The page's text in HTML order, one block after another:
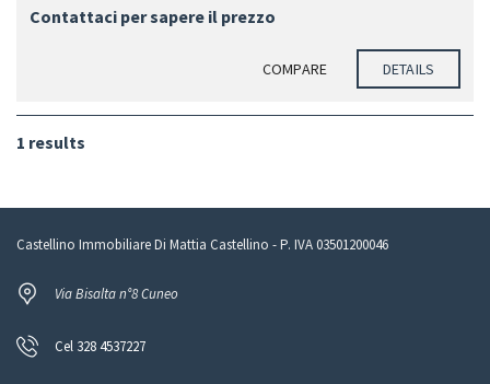
Contattaci per sapere il prezzo
COMPARE DETAILS
1 results
Castellino Immobiliare Di Mattia Castellino - P. IVA 03501200046
Via Bisalta n°8 Cuneo
Cel 328 4537227